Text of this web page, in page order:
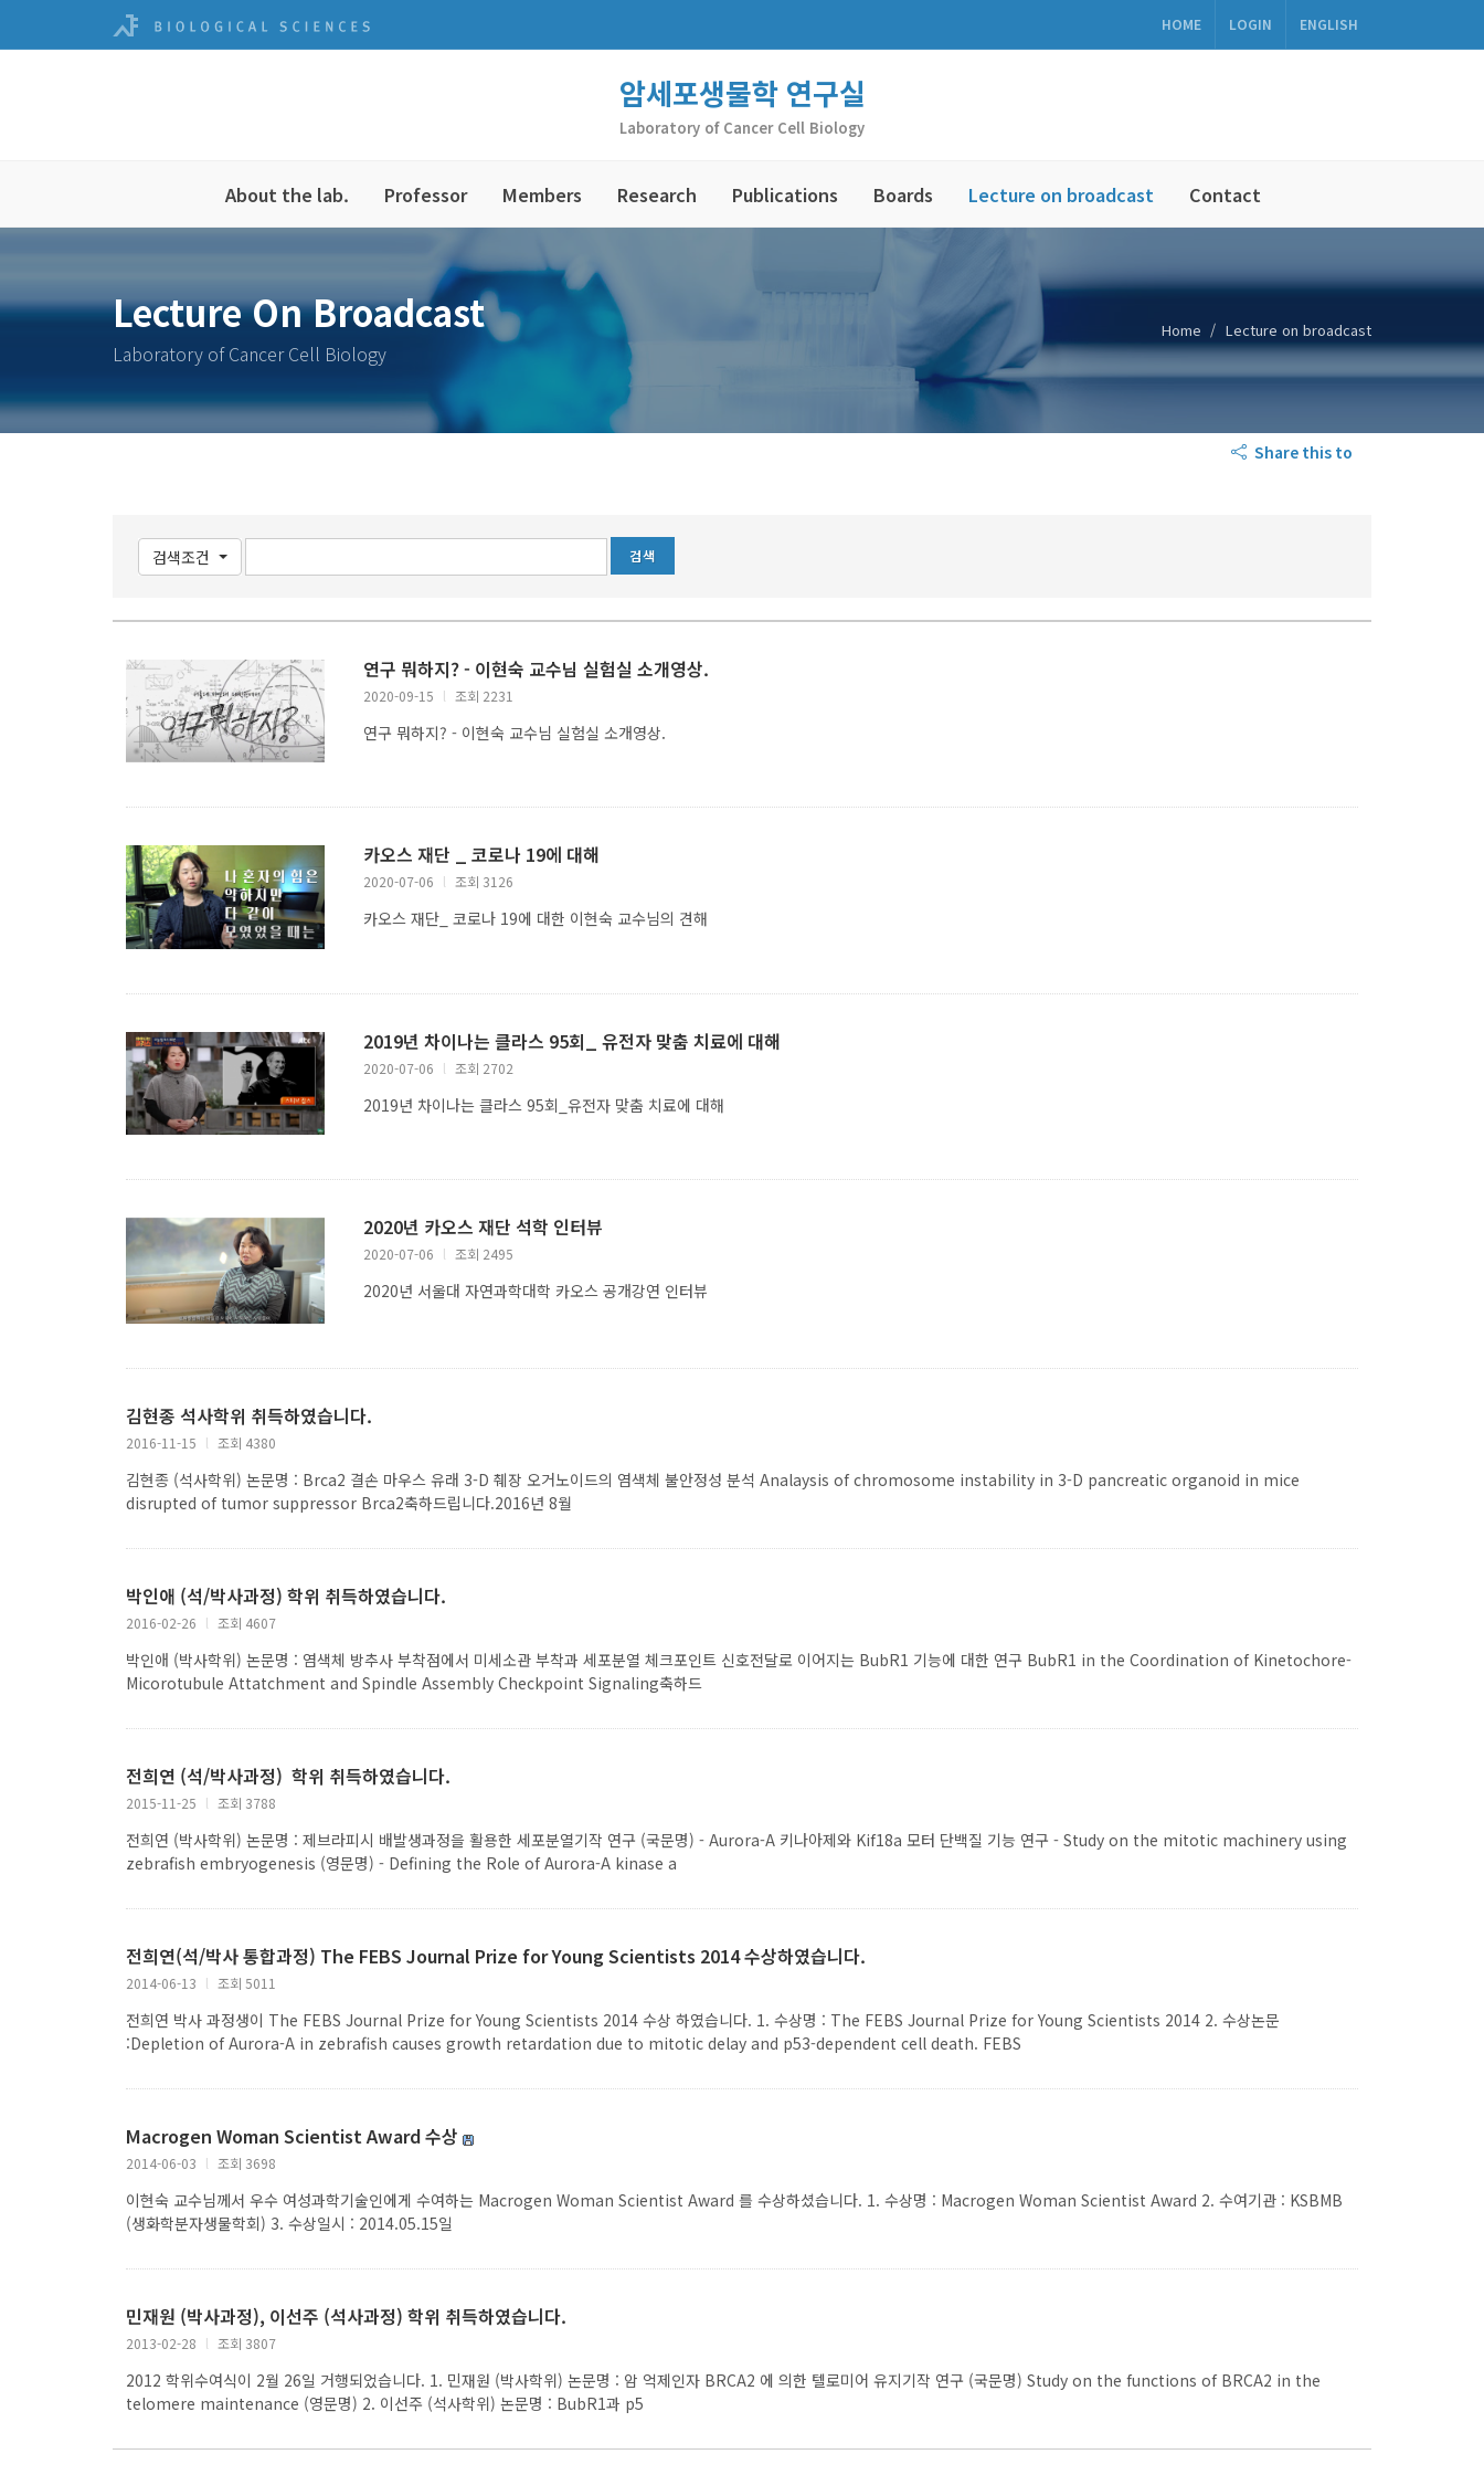
HOME LOGIN ENGLISH
암세포생물학 연구실
Laboratory of Cancer Cell Biology
About the lab. Professor Members Research Publications Boards Lecture on broadcast Contact
Lecture On Broadcast
Laboratory of Cancer Cell Biology
Home Lecture on broadcast
Share this to
검색조건
연구 뭐하지? - 이현숙 교수님 실험실 소개영상.
2020-09-15 l 조회 2231
연구 뭐하지? - 이현숙 교수님 실험실 소개영상.
카오스 재단 _ 코로나 19에 대해
2020-07-06 l 조회 3126
카오스 재단_ 코로나 19에 대한 이현숙 교수님의 견해
2019년 차이나는 클라스 95회_ 유전자 맞춤 치료에 대해
2020-07-06 l 조회 2702
2019년 차이나는 클라스 95회_유전자 맞춤 치료에 대해
2020년 카오스 재단 석학 인터뷰
2020-07-06 l 조회 2495
2020년 서울대 자연과학대학 카오스 공개강연 인터뷰
김현종 석사학위 취득하였습니다.
2016-11-15 l 조회 4380
김현종 (석사학위) 논문명 : Brca2 결손 마우스 유래 3-D 췌장 오거노이드의 염색체 불안정성 분석 Analaysis of chromosome instability in 3-D pancreatic organoid in mice
disrupted of tumor suppressor Brca2축하드립니다.2016년 8월
박인애 (석/박사과정) 학위 취득하였습니다.
2016-02-26 l 조회 4607
박인애 (박사학위) 논문명 : 염색체 방추사 부착점에서 미세소관 부착과 세포분열 체크포인트 신호전달로 이어지는 BubR1 기능에 대한 연구 BubR1 in the Coordination of Kinetochore-
Micorotubule Attatchment and Spindle Assembly Checkpoint Signaling축하드
전희연 (석/박사과정) 학위 취득하였습니다.
2015-11-25 l 조회 3788
전희연 (박사학위) 논문명 : 제브라피시 배발생과정을 활용한 세포분열기작 연구 (국문명) - Aurora-A 키나아제와 Kif18a 모터 단백질 기능 연구 - Study on the mitotic machinery using
zebrafish embryogenesis (영문명) - Defining the Role of Aurora-A kinase a
전희연(석/박사 통합과정) The FEBS Journal Prize for Young Scientists 2014 수상하였습니다.
2014-06-13 l 조회 5011
전희연 박사 과정생이 The FEBS Journal Prize for Young Scientists 2014 수상 하였습니다. 1. 수상명 : The FEBS Journal Prize for Young Scientists 2014 2. 수상논문
:Depletion of Aurora-A in zebrafish causes growth retardation due to mitotic delay and p53-dependent cell death. FEBS
Macrogen Woman Scientist Award 수상
2014-06-03 l 조회 3698
이현숙 교수님께서 우수 여성과학기술인에게 수여하는 Macrogen Woman Scientist Award 를 수상하셨습니다. 1. 수상명 : Macrogen Woman Scientist Award 2. 수여기관 : KSBMB
(생화학분자생물학회) 3. 수상일시 : 2014.05.15일
민재원 (박사과정), 이선주 (석사과정) 학위 취득하였습니다.
2013-02-28 l 조회 3807
2012 학위수여식이 2월 26일 거행되었습니다. 1. 민재원 (박사학위) 논문명 : 암 억제인자 BRCA2 에 의한 텔로미어 유지기작 연구 (국문명) Study on the functions of BRCA2 in the
telomere maintenance (영문명) 2. 이선주 (석사학위) 논문명 : BubR1과 p5